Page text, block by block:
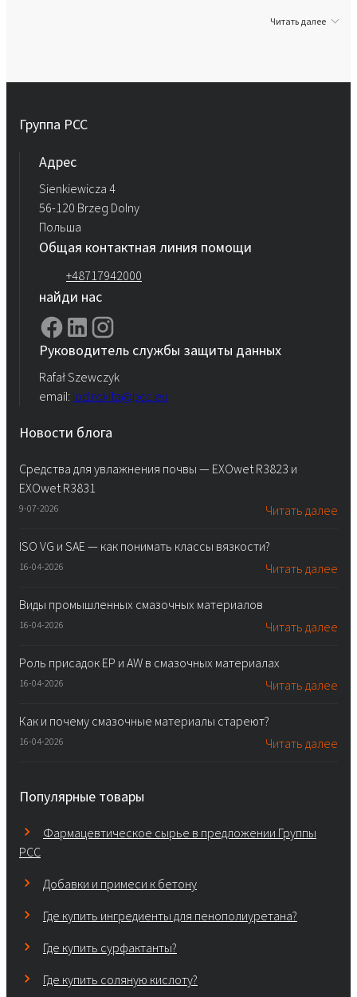
Читать далее
Группа PCC
Aдрес
Sienkiewicza 4
56-120 Brzeg Dolny
Польша
Общая контактная линия помощи
+48717942000
найди нас
Руководитель службы защиты данных
Rafał Szewczyk
email: iod.rokita@pcc.eu
Новости блога
Средства для увлажнения почвы — EXOwet R3823 и
EXOwet R3831
9-07-2026 Читать далее
ISO VG и SAE — как понимать классы вязкости?
16-04-2026 Читать далее
Виды промышленных смазочных материалов
16-04-2026 Читать далее
Роль присадок EP и AW в смазочных материалах
16-04-2026 Читать далее
Как и почему смазочные материалы стареют?
16-04-2026 Читать далее
Популярные товары
Фармацевтическое сырье в предложении Группы
PCC
Добавки и примеси к бетону
Где купить ингредиенты для пенополиуретана?
Где купить сурфактанты?
Где купить соляную кислоту?